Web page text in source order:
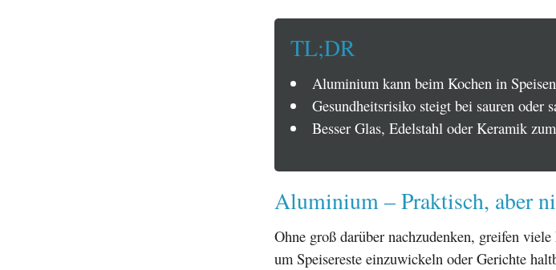
TL;DR
Aluminium kann beim Kochen in
Gesundheitsrisiko steigt bei sauren oder
Besser Glas, Edelstahl oder Keramik
Aluminium – Praktisch, aber
Ohne groß darüber nachzudenken, greifen
um Speisereste einzuwickeln oder Gerichte